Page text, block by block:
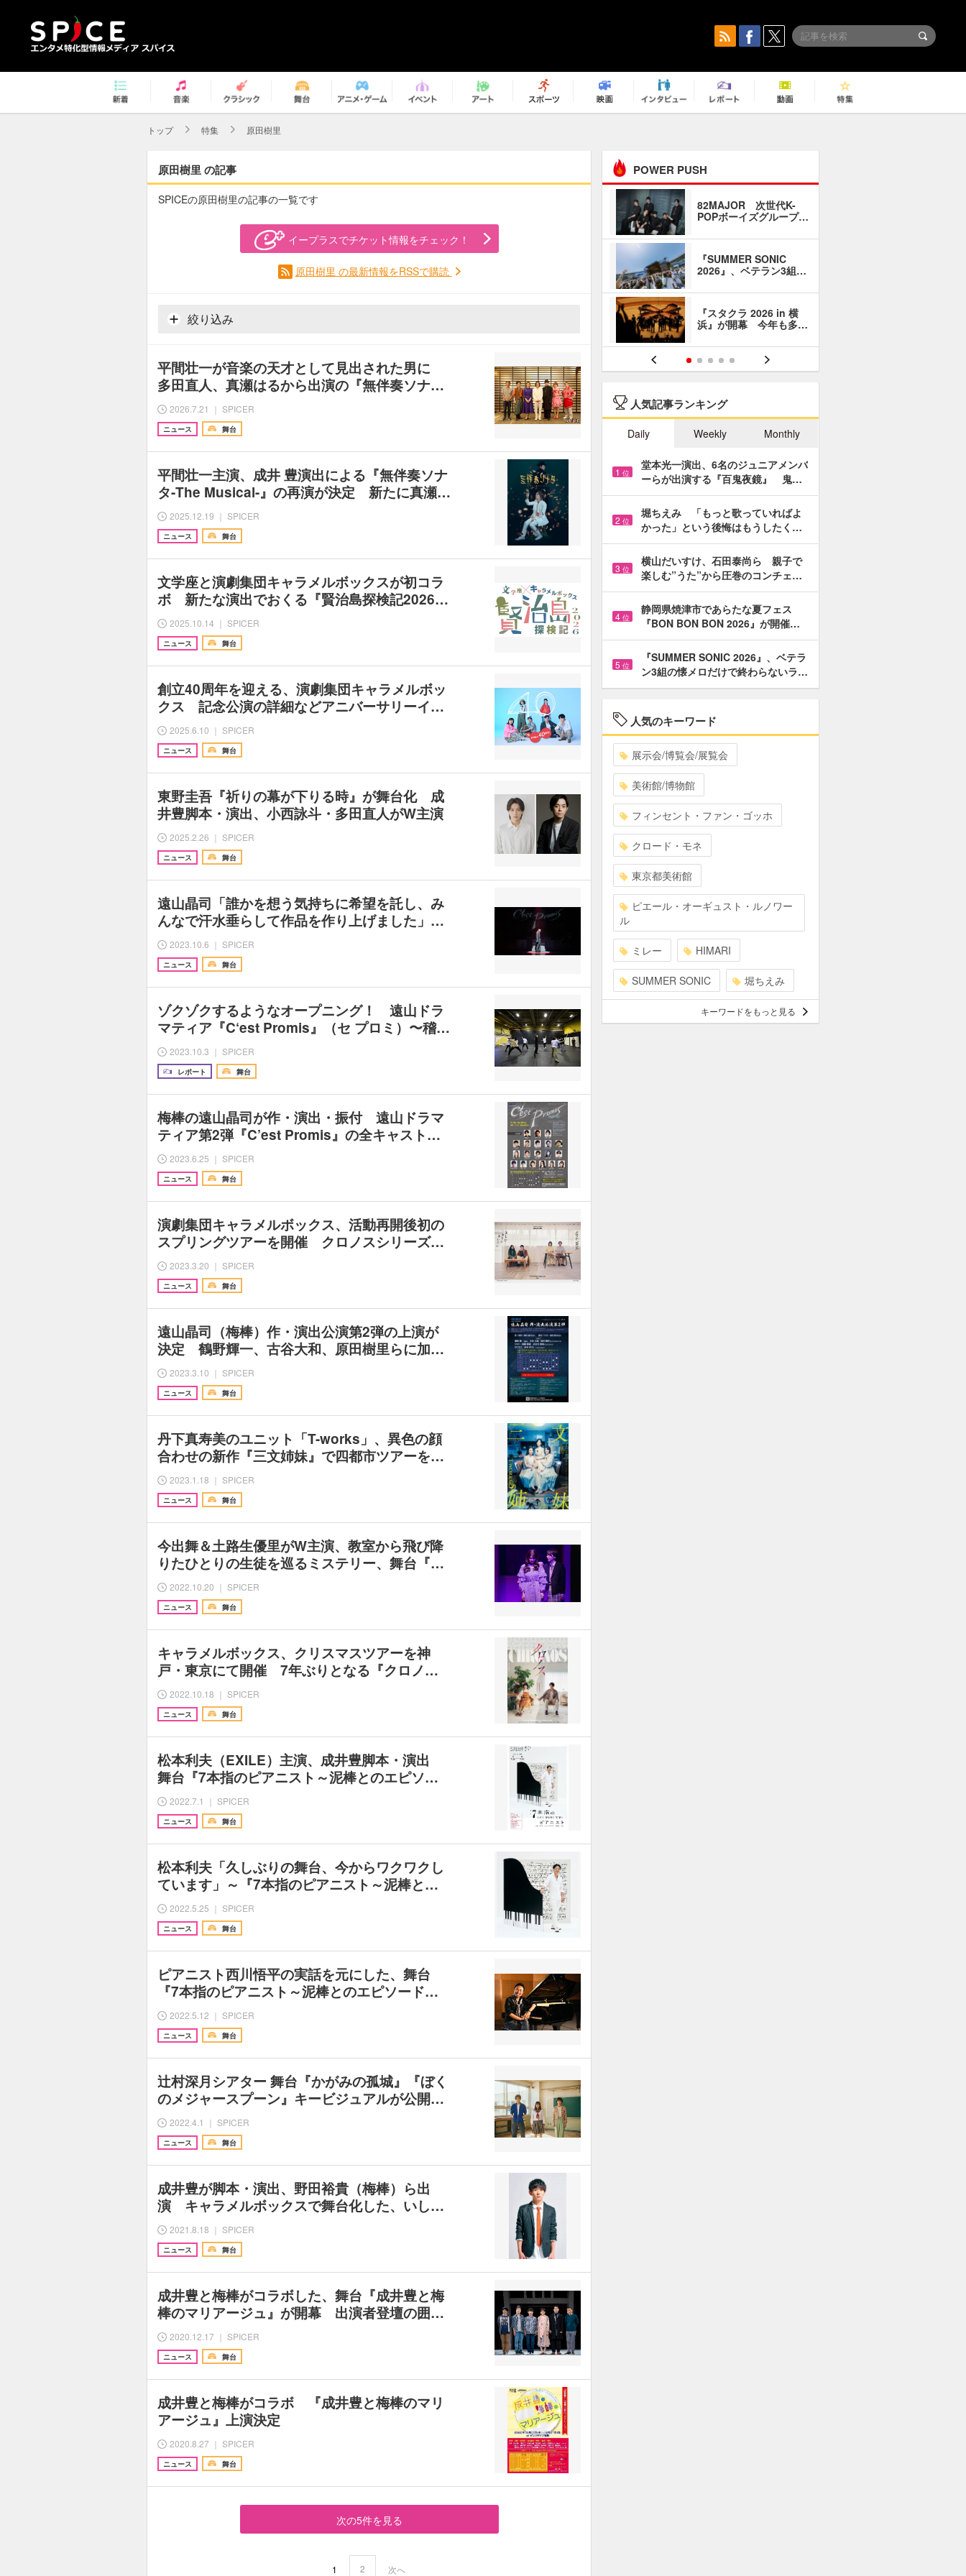
トップ 特集 原田樹里
原田樹里 の記事
SPICEの原田樹里の記事の一覧です
イープラスでチケット情報をチェック！
原田樹里 の最新情報をRSSで購読
絞り込み
平間壮一が音楽の天才として見出された男に
多田直人、真瀬はるから出演の『無伴奏ソナ…
2026.7.21 ｜ SPICER
ニュース 舞台
平間壮一主演、成井 豊演出による『無伴奏ソナ
タ-The Musical-』の再演が決定 新たに真瀬…
2025.12.19 ｜ SPICER
ニュース 舞台
文学座と演劇集団キャラメルボックスが初コラ
ボ 新たな演出でおくる『賢治島探検記2026…
2025.10.14 ｜ SPICER
ニュース 舞台
創立40周年を迎える、演劇集団キャラメルボッ
クス 記念公演の詳細などアニバーサリーイ…
2025.6.10 ｜ SPICER
ニュース 舞台
東野圭吾『祈りの幕が下りる時』が舞台化 成
井豊脚本・演出、小西詠斗・多田直人がW主演
2025.2.26 ｜ SPICER
ニュース 舞台
遠山晶司「誰かを想う気持ちに希望を託し、み
んなで汗水垂らして作品を作り上げました」…
2023.10.6 ｜ SPICER
ニュース 舞台
ゾクゾクするようなオープニング！ 遠山ドラ
マティア『C‘est Promis』（セ プロミ）〜稽…
2023.10.3 ｜ SPICER
レポート 舞台
梅棒の遠山晶司が作・演出・振付 遠山ドラマ
ティア第2弾『C’est Promis』の全キャスト…
2023.6.25 ｜ SPICER
ニュース 舞台
演劇集団キャラメルボックス、活動再開後初の
スプリングツアーを開催 クロノスシリーズ…
2023.3.20 ｜ SPICER
ニュース 舞台
遠山晶司（梅棒）作・演出公演第2弾の上演が
決定 鶴野輝一、古谷大和、原田樹里らに加…
2023.3.10 ｜ SPICER
ニュース 舞台
丹下真寿美のユニット「T-works」、異色の顔
合わせの新作『三文姉妹』で四都市ツアーを…
2023.1.18 ｜ SPICER
ニュース 舞台
今出舞＆土路生優里がW主演、教室から飛び降
りたひとりの生徒を巡るミステリー、舞台『…
2022.10.20 ｜ SPICER
ニュース 舞台
キャラメルボックス、クリスマスツアーを神
戸・東京にて開催 7年ぶりとなる『クロノ…
2022.10.18 ｜ SPICER
ニュース 舞台
松本利夫（EXILE）主演、成井豊脚本・演出
舞台『7本指のピアニスト～泥棒とのエピソ…
2022.7.1 ｜ SPICER
ニュース 舞台
松本利夫「久しぶりの舞台、今からワクワクし
ています」～『7本指のピアニスト～泥棒と…
2022.5.25 ｜ SPICER
ニュース 舞台
ピアニスト西川悟平の実話を元にした、舞台
『7本指のピアニスト～泥棒とのエピソード…
2022.5.12 ｜ SPICER
ニュース 舞台
辻村深月シアター 舞台『かがみの孤城』『ぼく
のメジャースプーン』キービジュアルが公開…
2022.4.1 ｜ SPICER
ニュース 舞台
成井豊が脚本・演出、野田裕貴（梅棒）ら出
演 キャラメルボックスで舞台化した、いし…
2021.8.18 ｜ SPICER
ニュース 舞台
成井豊と梅棒がコラボした、舞台『成井豊と梅
棒のマリアージュ』が開幕 出演者登壇の囲…
2020.12.17 ｜ SPICER
ニュース 舞台
成井豊と梅棒がコラボ 『成井豊と梅棒のマリ
アージュ』上演決定
2020.8.27 ｜ SPICER
ニュース 舞台
次の5件を見る
1 2 次へ
POWER PUSH
82MAJOR 次世代K-
POPボーイズグループ…
『SUMMER SONIC
2026』、ベテラン3組…
『スタクラ 2026 in 横
浜』が開幕 今年も多…
人気記事ランキング
Daily Weekly Monthly
1 位
堂本光一演出、6名のジュニアメンバ
ーらが出演する『百鬼夜鏡』 鬼…
2 位
堀ちえみ 「もっと歌っていればよ
かった」という後悔はもうしたく…
3 位
横山だいすけ、石田泰尚ら 親子で
楽しむ”うた”から圧巻のコンチェ…
4 位
静岡県焼津市であらたな夏フェス
『BON BON BON 2026』が開催…
5 位
『SUMMER SONIC 2026』、ベテラ
ン3組の懐メロだけで終わらないラ…
人気のキーワード
展示会/博覧会/展覧会
美術館/博物館
フィンセント・ファン・ゴッホ
クロード・モネ
東京都美術館
ピエール・オーギュスト・ルノワー
ル
ミレー HIMARI
SUMMER SONIC 堀ちえみ
キーワードをもっと見る